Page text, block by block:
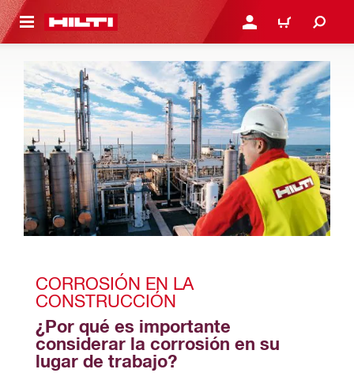
PRINCIPAL INICIE SESIÓN O
CARRITO
CORROSIÓN EN LA
CONSTRUCCIÓN
¿Por qué es importante
considerar la corrosión en su
lugar de trabajo?